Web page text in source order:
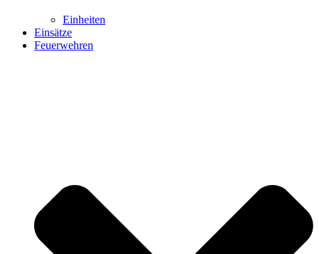
Einheiten
Einsätze
Feuerwehren